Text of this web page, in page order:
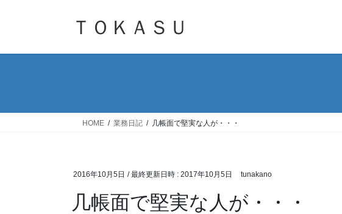
ＴＯＫＡＳＵ
HOME 業務日記 几帳面で堅実な人が・・・
2016年10月5日 / 最終更新日時 : 2017年10月5日 tunakano
几帳面で堅実な人が・・・